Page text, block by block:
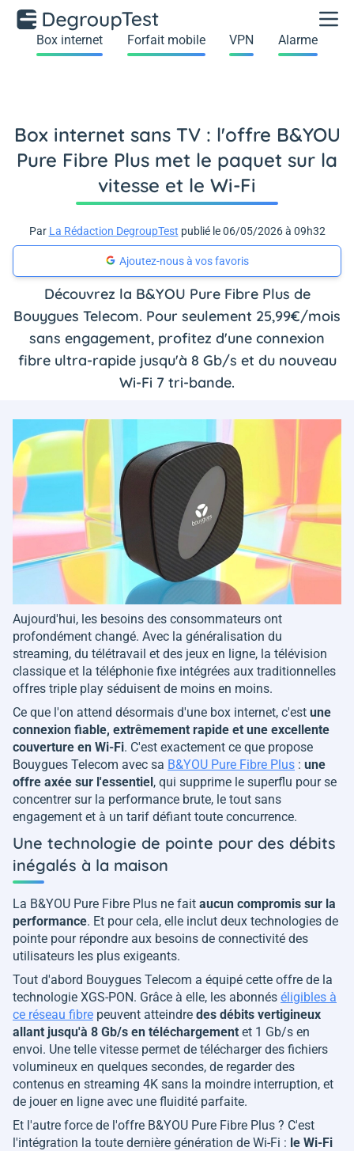
Box internet Forfait mobile VPN Alarme
Box internet sans TV : l'offre B&YOU
Pure Fibre Plus met le paquet sur la
vitesse et le Wi-Fi
Par La Rédaction DegroupTest publié le 06/05/2026 à 09h32
Ajoutez-nous à vos favoris
Découvrez la B&YOU Pure Fibre Plus de
Bouygues Telecom. Pour seulement 25,99€/mois
sans engagement, profitez d'une connexion
fibre ultra-rapide jusqu'à 8 Gb/s et du nouveau
Wi-Fi 7 tri-bande.
Aujourd'hui, les besoins des consommateurs ont
profondément changé. Avec la généralisation du
streaming, du télétravail et des jeux en ligne, la télévision
classique et la téléphonie fixe intégrées aux traditionnelles
offres triple play séduisent de moins en moins.
Ce que l'on attend désormais d'une box internet, c'est une
connexion fiable, extrêmement rapide et une excellente
couverture en Wi-Fi. C'est exactement ce que propose
Bouygues Telecom avec sa B&YOU Pure Fibre Plus : une
offre axée sur l'essentiel, qui supprime le superflu pour se
concentrer sur la performance brute, le tout sans
engagement et à un tarif défiant toute concurrence.
Une technologie de pointe pour des débits
inégalés à la maison
La B&YOU Pure Fibre Plus ne fait aucun compromis sur la
performance. Et pour cela, elle inclut deux technologies de
pointe pour répondre aux besoins de connectivité des
utilisateurs les plus exigeants.
Tout d'abord Bouygues Telecom a équipé cette offre de la
technologie XGS-PON. Grâce à elle, les abonnés éligibles à
ce réseau fibre peuvent atteindre des débits vertigineux
allant jusqu'à 8 Gb/s en téléchargement et 1 Gb/s en
envoi. Une telle vitesse permet de télécharger des fichiers
volumineux en quelques secondes, de regarder des
contenus en streaming 4K sans la moindre interruption, et
de jouer en ligne avec une fluidité parfaite.
Et l'autre force de l'offre B&YOU Pure Fibre Plus ? C'est
l'intégration la toute dernière génération de Wi-Fi : le Wi-Fi